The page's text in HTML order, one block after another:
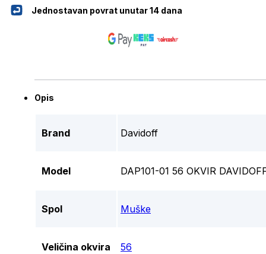
Jednostavan povrat unutar 14 dana
Opis
Brand Davidoff
Model DAP101-01 56 OKVIR
Spol Muške
Veličina okvira 56